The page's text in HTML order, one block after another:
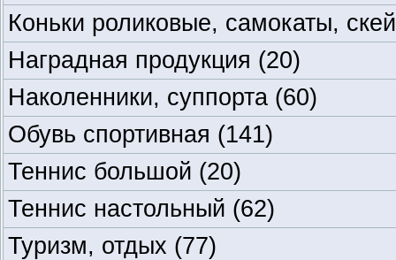
Коньки роликовые, самокаты,
Наградная продукция (20)
Наколенники, суппорта (60)
Обувь спортивная (141)
Теннис большой (20)
Теннис настольный (62)
Туризм, отдых (77)